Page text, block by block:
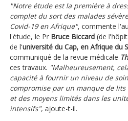
"Notre étude est la première à
complet du sort des malades
Covid-19 en Afrique", commente
l'étude, le Pr Bruce Biccard (de
de l'université du Cap, en Afrique du
communiqué de la revue médicale
ces travaux. "Malheureusement,
capacité à fournir un niveau de
compromise par un manque de
et des moyens limités dans les
intensifs", ajoute-t-il.